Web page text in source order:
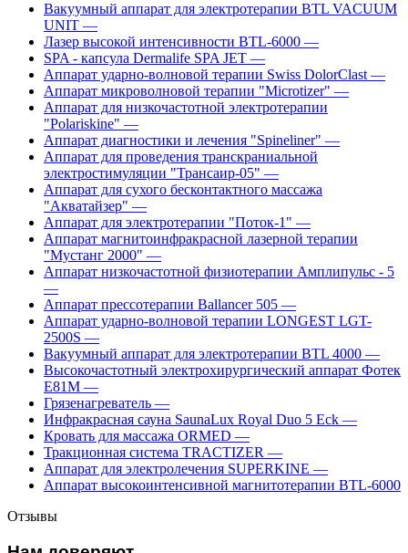
Вакуумный аппарат для электротерапии BTL VACUUM
UNIT —
Лазер высокой интенсивности BTL-6000 —
SPA - капсула Dermalife SPA JET —
Аппарат ударно-волновой терапии Swiss DolorClast —
Аппарат микроволновой терапии "Microtizer" —
Аппарат для низкочастотной электротерапии
"Polariskine" —
Аппарат диагностики и лечения "Spineliner" —
Аппарат для проведения транскраниальной
электростимуляции "Трансаир-05" —
Аппарат для сухого бесконтактного массажа
"Акватайзер" —
Аппарат для электротерапии "Поток-1" —
Аппарат магнитоинфракрасной лазерной терапии
"Мустанг 2000" —
Аппарат низкочастотной физиотерапии Амплипульс - 5
—
Аппарат прессотерапии Ballancer 505 —
Аппарат ударно-волновой терапии LONGEST LGT-
2500S —
Вакуумный аппарат для электротерапии BTL 4000 —
Высокочастотный электрохирургический аппарат Фотек
Е81М —
Грязенагреватель —
Инфракрасная сауна SaunaLux Royal Duo 5 Eck —
Кровать для массажа ORMED —
Тракционная система TRACTIZER —
Аппарат для электролечения SUPERKINE —
Аппарат высокоинтенсивной магнитотерапии BTL-6000
Отзывы